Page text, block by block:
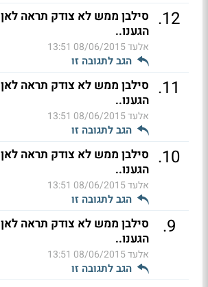
12
. סילבן ממש לא צודק תראה לאן
הגענו..
אלעד08/06/2015 13:51
הגב לתגובה זו
11
. סילבן ממש לא צודק תראה לאן
הגענו..
אלעד08/06/2015 13:51
הגב לתגובה זו
10
. סילבן ממש לא צודק תראה לאן
הגענו..
אלעד08/06/2015 13:51
הגב לתגובה זו
9
.
סילבן ממש לא צודק תראה לאן
הגענו..
אלעד08/06/2015 13:51
הגב לתגובה זו